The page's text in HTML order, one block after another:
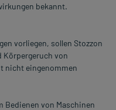
bekannt.
vorliegen, sollen Stozzon
Körpergeruch von
nicht eingenommen
Bedienen von Maschinen